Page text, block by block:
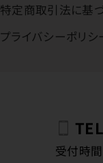
特定商取引法に基
プライバシーポリシ
TEL
受付時